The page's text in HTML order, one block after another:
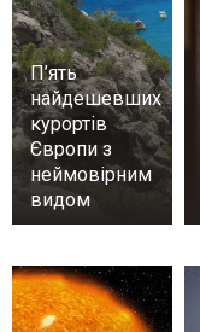
П’ять
найдешевших
курортів
Європи з
неймовірним
видом